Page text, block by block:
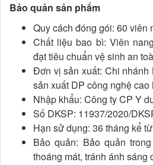
Bảo quản sản phẩm
Quy cách đóng gói: 60 viên
Chất liệu bao bì: Viên
đạt tiêu chuẩn vệ sinh an
Đơn vị sản xuất: Chi
sản xuất DP công nghệ
Nhập khẩu: Công ty CP Y
Số DKSP: 11937/2020/
Hạn sử dụng: 36 tháng kể
Bảo quản: Bảo quản
thoáng mát, tránh ánh sáng